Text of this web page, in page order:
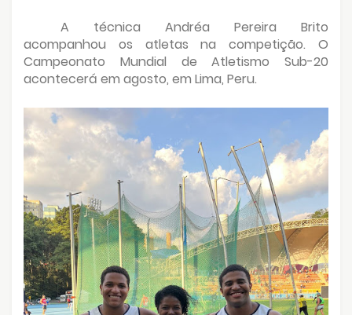
A técnica Andréa Pereira Brito
acompanhou os atletas na competição. O
Campeonato Mundial de Atletismo Sub-20
acontecerá em agosto, em Lima, Peru.